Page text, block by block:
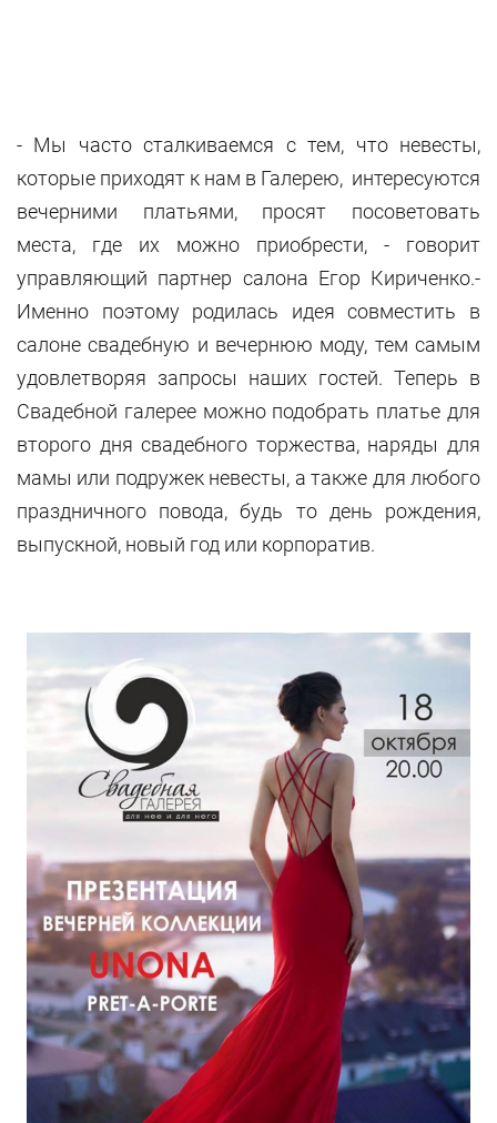
- Мы часто сталкиваемся с тем, что невесты,
которые приходят к нам в Галерею, интересуются
вечерними платьями, просят посоветовать
места, где их можно приобрести, - говорит
управляющий партнер салона Егор Кириченко.-
Именно поэтому родилась идея совместить в
салоне свадебную и вечернюю моду, тем самым
удовлетворяя запросы наших гостей. Теперь в
Свадебной галерее можно подобрать платье для
второго дня свадебного торжества, наряды для
мамы или подружек невесты, а также для любого
праздничного повода, будь то день рождения,
выпускной, новый год или корпоратив.